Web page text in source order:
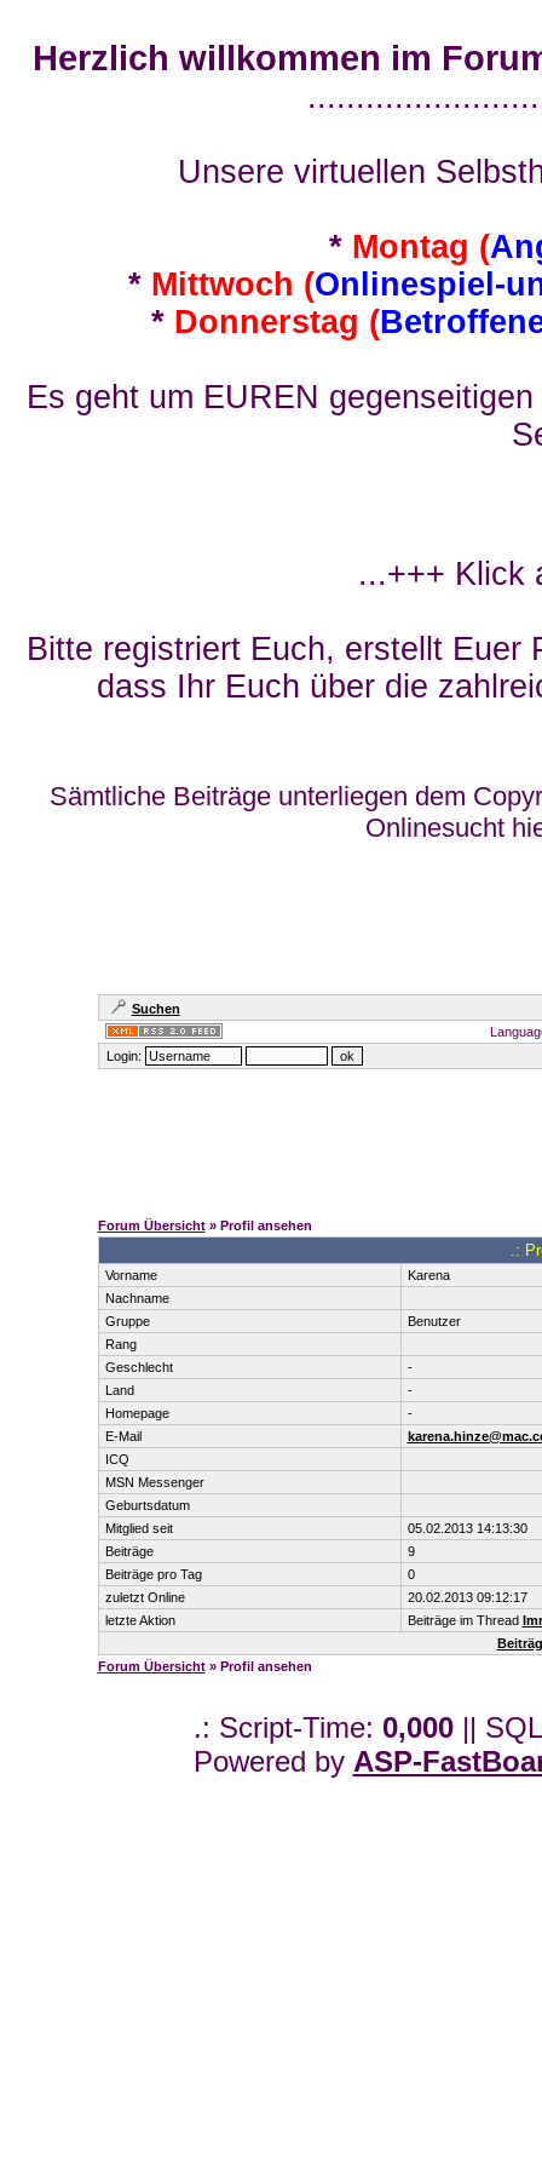
Herzlich willkommen im
Unsere virtuellen
* Montag (
* Mittwoch (Onlinespiel-
* Donnerstag (
Es geht um EUREN
...+++ Klick
Bitte registriert Euch, erstellt Euer
dass Ihr Euch über die
Sämtliche Beiträge unterliegen dem
Onlinesucht
Suchen
Login:
Forum Übersicht» Profil ansehen
.:
Vorname
Karena
Nachname
Gruppe
Benutzer
Rang
Geschlecht
-
Land
-
Homepage
-
E-Mail
ICQ
MSN Messenger
Geburtsdatum
Mitglied seit
05.02.2013 14:13:30
Beiträge
9
Beiträge pro Tag
0
zuletzt Online
20.02.2013 09:12:17
letzte Aktion
Beiträge im Thread
Forum Übersicht» Profil ansehen
.: Script-Time: 0,000||
Powered by ASP-